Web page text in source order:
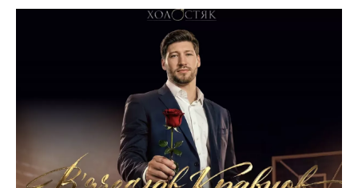
2 склянки під дерево – і збираю по 100
кг вишні та сливи: врожай роздаю
сусідам, родичам і навіть “недругам”